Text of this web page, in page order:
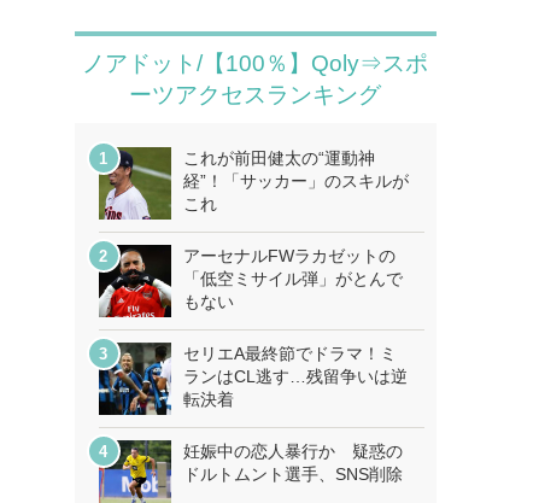
ノアドット/【100％】Qoly⇒スポ
ーツアクセスランキング
これが前田健太の“運動神
経”！「サッカー」のスキルが
これ
アーセナルFWラカゼットの
「低空ミサイル弾」がとんで
もない
セリエA最終節でドラマ！ミ
ランはCL逃す…残留争いは逆
転決着
妊娠中の恋人暴行か 疑惑の
ドルトムント選手、SNS削除